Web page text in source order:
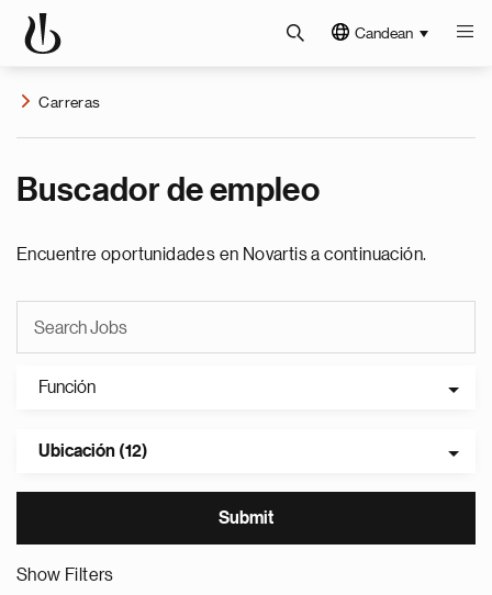
Candean
Carreras
Buscador de empleo
Encuentre oportunidades en Novartis a continuación.
Función
Ubicación (12)
Show Filters